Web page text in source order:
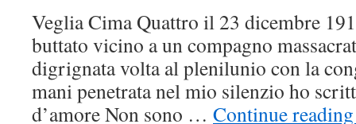
Veglia Cima Quattro il 23 dicembre
buttato vicino a un compagno
digrignata volta al plenilunio con la
mani penetrata nel mio silenzio ho
d’amore Non sono … Continue